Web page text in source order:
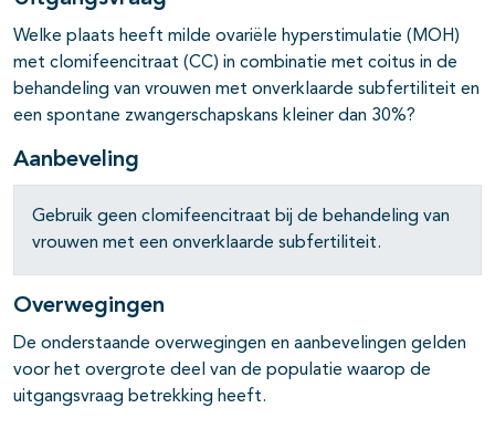
Welke plaats heeft milde ovariële hyperstimulatie (MOH)
met clomifeencitraat (CC) in combinatie met coitus in de
behandeling van vrouwen met onverklaarde subfertiliteit en
een spontane zwangerschapskans kleiner dan 30%?
Aanbeveling
Gebruik geen clomifeencitraat bij de behandeling van
vrouwen met een onverklaarde subfertiliteit.
Overwegingen
De onderstaande overwegingen en aanbevelingen gelden
voor het overgrote deel van de populatie waarop de
uitgangsvraag betrekking heeft.